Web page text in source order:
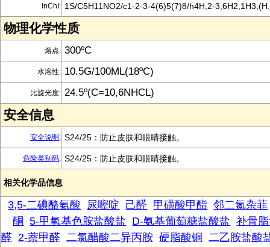
InChI: 1S/C5H11NO2/c1-2-3-4(6)5(7)8/h4H,2-
物理化学性质
熔点: 300ºC
水溶性: 10.5G/100ML(18ºC)
比旋光度: 24.5º(C=10,6NHCL)
安全信息
安全说明 : S24/25：防止皮肤和眼睛接触。
危险类别码: S24/25：防止皮肤和眼睛接触。
相关化学品信息
3,5-二碘酪氨酸 尿嘧啶 己醛 甲磺酸甲酯 邻二氮杂菲
酮
5-甲氧基色胺盐酸盐 D-氨基葡萄糖盐酸盐 补骨
醛 2-萘甲醛 二氯醋酸二异丙胺 硬脂酸铜 二乙胺盐酸